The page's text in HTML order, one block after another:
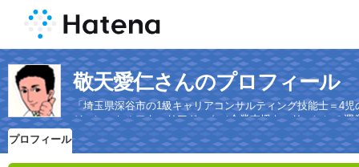
敬天愛仁さんのプロフィール
「埼玉県深谷市の1級キャリアコンサルティング技能士＝4
ジョン・セルフキャリアドック（企業支援キャリコン）の
プロフィール